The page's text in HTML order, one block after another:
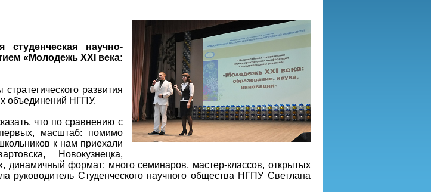
научно-
« Молодежь XXI века:
развития
объединений НГПУ.
что по сравнению с
масштаб: помимо
к нам приехали
Новокузнецка,
динамичный формат: много семинаров, мастер-классов, открытых
руководитель Студенческого научного общества НГПУ Светлана